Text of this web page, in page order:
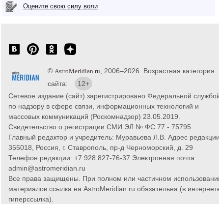
Оцените свою силу воли
© AstroMeridian.ru , 2006–2026. Возрастная категория
сайта:
12+
Сетевое издание (сайт) зарегистрировано Федеральной службой
по надзору в сфере связи, информационных технологий и
массовых коммуникаций (Роскомнадзор) 23.05.2019.
Свидетельство о регистрации СМИ ЭЛ № ФС 77 - 75795
Главный редактор и учредитель: Муравьева Л.В. Адрес
355018, Россия, г. Ставрополь, пр-д Черноморский, д. 29
Телефон редакции: +7 928 827-76-37 Электронная почта:
admin@astromeridian.ru
Все права защищены. При полном или частичном
материалов ссылка на AstroMeridian.ru обязательна (в
гиперссылка).